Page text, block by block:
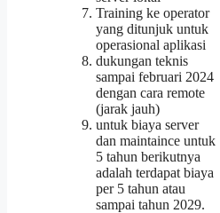
Training ke operator
yang ditunjuk untuk
operasional aplikasi
dukungan teknis
sampai februari 2024
dengan cara remote
(jarak jauh)
untuk biaya server
dan maintaince untuk
5 tahun berikutnya
adalah terdapat biaya
per 5 tahun atau
sampai tahun 2029.